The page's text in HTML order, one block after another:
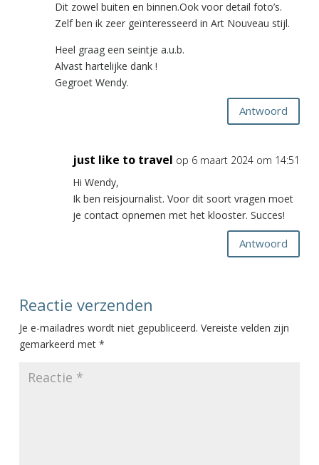
Dit zowel buiten en binnen.Ook voor detail foto’s.
Zelf ben ik zeer geïnteresseerd in Art Nouveau stijl.
Heel graag een seintje a.u.b.
Alvast hartelijke dank !
Gegroet Wendy.
Antwoord
just like to travel op 6 maart 2024 om 14:51
Hi Wendy,
Ik ben reisjournalist. Voor dit soort vragen moet
je contact opnemen met het klooster. Succes!
Antwoord
Reactie verzenden
Je e-mailadres wordt niet gepubliceerd. Vereiste velden zijn
gemarkeerd met *